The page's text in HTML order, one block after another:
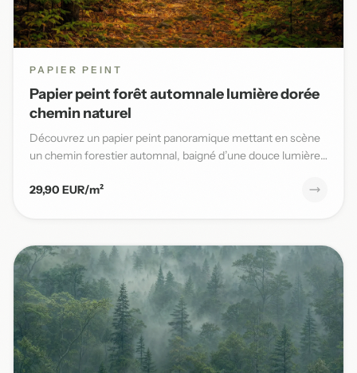
PAPIER PEINT
Papier peint forêt automnale lumière dorée
chemin naturel
Découvrez un papier peint panoramique mettant en scène
un chemin forestier automnal, baigné d’une douce lumière
29,90 EUR/m²